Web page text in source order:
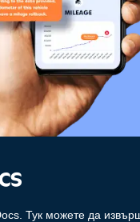
Тук можете да